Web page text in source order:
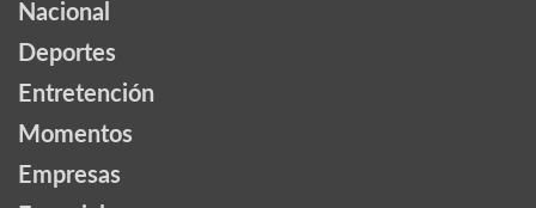
Nacional
Deportes
Entretención
Momentos
Empresas